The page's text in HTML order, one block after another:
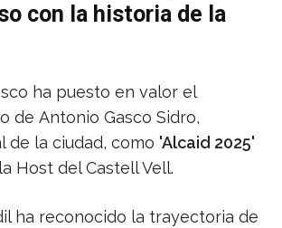
con la historia de la
ha puesto en valor el
de Antonio Gasco Sidro,
de la ciudad, como 'Alcaid 2025'
Host del Castell Vell.
ha reconocido la trayectoria de